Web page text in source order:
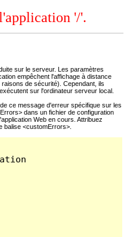
'/'.
sur le serveur. Les paramètres
empêchent l'affichage à distance
de sécurité). Cependant, ils
sur l'ordinateur serveur local.
ce message d'erreur spécifique sur les
dans un fichier de configuration
Web en cours. Attribuez
balise <customErrors>.